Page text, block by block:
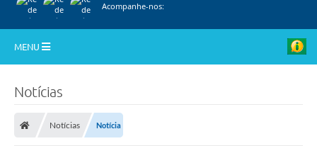
Acompanhe-nos:
MENU
Notícias
Notícias Notícia